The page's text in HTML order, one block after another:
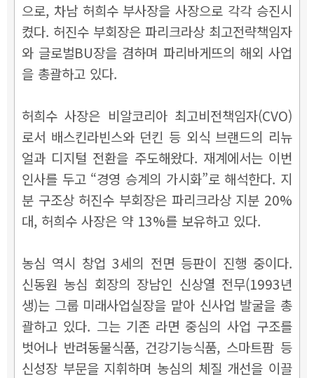
으로, 차남 허희수 부사장을 사장으로 각각 승진시
켰다. 허진수 부회장은 파리크라상 최고전략책임자
와 글로벌BU장을 겸하며 파리바게뜨의 해외 사업
을 총괄하고 있다.
허희수 사장은 비알코리아 최고비전책임자(CVO)
로서 배스킨라빈스와 던킨 등 외식 브랜드의 리뉴
얼과 디지털 전환을 주도해왔다. 재계에서는 이번
인사를 두고 “경영 승계의 가시화”로 해석한다. 지
분 구조상 허진수 부회장은 파리크라상 지분 20%
대, 허희수 사장은 약 13%를 보유하고 있다.
농심 역시 창업 3세의 전면 등판이 진행 중이다.
신동원 농심 회장의 장남인 신상열 전무(1993년
생)는 그룹 미래사업실장을 맡아 신사업 발굴을 총
괄하고 있다. 그는 기존 라면 중심의 사업 구조를
벗어나 반려동물식품, 건강기능식품, 스마트팜 등
신성장 부문을 지휘하며 농심의 체질 개선을 이끌